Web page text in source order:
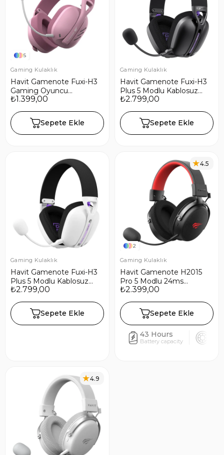
5
Gaming Kulaklık
Havit Gamenote Fuxi-H3
Gaming Oyuncu
Mikrofonlu Kulaklığı 7.1-4
C, 3.5mm) - Pembe
₺1.399,00
Sepete Ekle
Gaming Kulaklık
Havit Gamenote Fuxi-H3
Plus 5 Modlu Kablosuz
Gaming Oyuncu Kulaklığı
₺2.799,00
Sepete Ekle
Gaming Kulaklık
Havit Gamenote Fuxi-H3
Plus 5 Modlu Kablosuz
Gaming Oyuncu Kulaklığı
₺2.799,00
Sepete Ekle
2
4.5
Gaming Kulaklık
Havit Gamenote H2015
Pro 5 Modlu 24ms
Kablosuz 7.1 Gaming
₺2.399,00
Sepete Ekle
43 Hours
Battery capacity
4.9